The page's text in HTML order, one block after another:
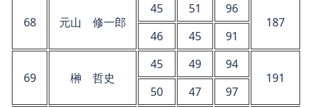
68 元山 修一郎
45 51
96
187
46
45 91
69 榊 哲史
45 49
94
191
50
47 97